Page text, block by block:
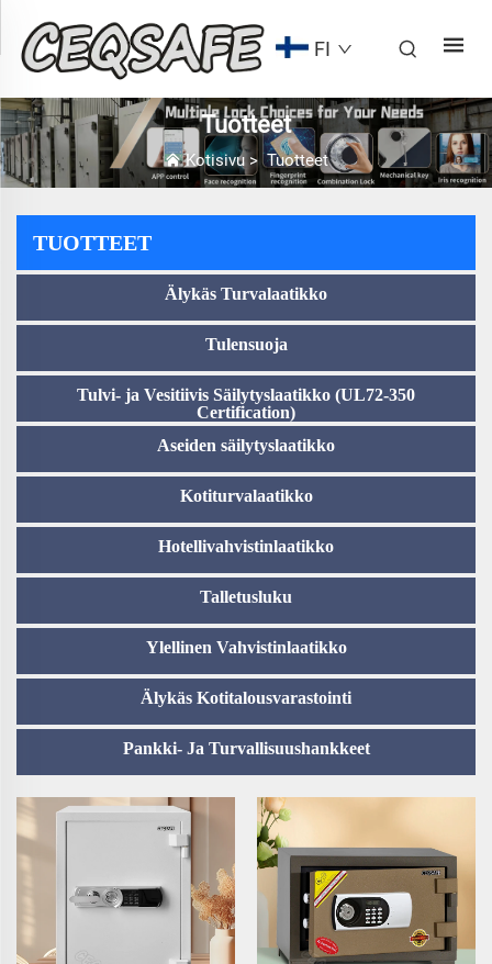
FI
Tuotteet
Kotisivu>Tuotteet
TUOTTEET
Älykäs Turvalaatikko
Tulensuoja
Tulvi- ja Vesitiivis Säilytyslaatikko (UL72-350
Certification)
Aseiden säilytyslaatikko
Kotiturvalaatikko
Hotellivahvistinlaatikko
Talletusluku
Ylellinen Vahvistinlaatikko
Älykäs Kotitalousvarastointi
Pankki- Ja Turvallisuushankkeet